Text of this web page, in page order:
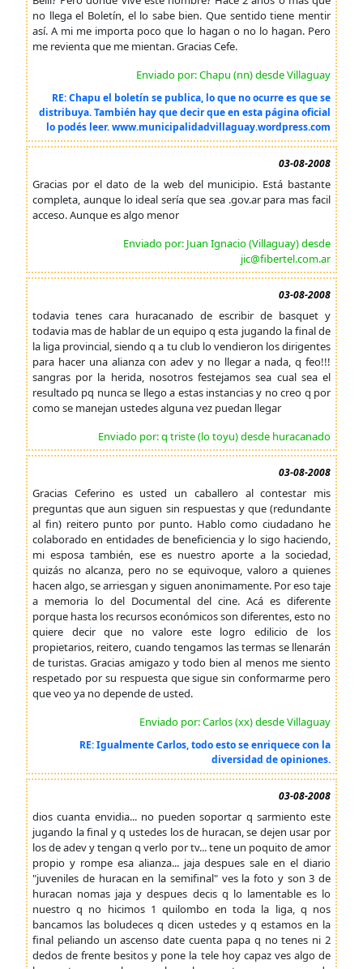
no llega el Boletín, el lo sabe bien. Que sentido tiene mentir
así. A mi me importa poco que lo hagan o no lo hagan. Pero
me revienta que me mientan. Gracias Cefe.
Enviado por: Chapu (nn) desde Villaguay
RE: Chapu el boletín se publica, lo que no ocurre es que se
distribuya. También hay que decir que en esta página oficial
lo podés leer. www.municipalidadvillaguay.wordpress.com
03-08-2008
Gracias por el dato de la web del municipio. Está bastante
completa, aunque lo ideal sería que sea .gov.ar para mas facil
acceso. Aunque es algo menor
Enviado por: Juan Ignacio (Villaguay) desde
jic@fibertel.com.ar
03-08-2008
todavia tenes cara huracanado de escribir de basquet y
todavia mas de hablar de un equipo q esta jugando la final de
la liga provincial, siendo q a tu club lo vendieron los dirigentes
para hacer una alianza con adev y no llegar a nada, q feo!!!
sangras por la herida, nosotros festejamos sea cual sea el
resultado pq nunca se llego a estas instancias y no creo q por
como se manejan ustedes alguna vez puedan llegar
Enviado por: q triste (lo toyu) desde huracanado
03-08-2008
Gracias Ceferino es usted un caballero al contestar mis
preguntas que aun siguen sin respuestas y que (redundante
al fin) reitero punto por punto. Hablo como ciudadano he
colaborado en entidades de beneficiencia y lo sigo haciendo,
mi esposa también, ese es nuestro aporte a la sociedad,
quizás no alcanza, pero no se equivoque, valoro a quienes
hacen algo, se arriesgan y siguen anonimamente. Por eso taje
a memoria lo del Documental del cine. Acá es diferente
porque hasta los recursos económicos son diferentes, esto no
quiere decir que no valore este logro edilicio de los
propietarios, reitero, cuando tengamos las termas se llenarán
de turistas. Gracias amigazo y todo bien al menos me siento
respetado por su respuesta que sigue sin conformarme pero
que veo ya no depende de usted.
Enviado por: Carlos (xx) desde Villaguay
RE: Igualmente Carlos, todo esto se enriquece con la
diversidad de opiniones.
03-08-2008
dios cuanta envidia... no pueden soportar q sarmiento este
jugando la final y q ustedes los de huracan, se dejen usar por
los de adev y tengan q verlo por tv... tene un poquito de amor
propio y rompe esa alianza... jaja despues sale en el diario
"juveniles de huracan en la semifinal" ves la foto y son 3 de
huracan nomas jaja y despues decis q lo lamentable es lo
nuestro q no hicimos 1 quilombo en toda la liga, q nos
bancamos las boludeces q dicen ustedes y q estamos en la
final peliando un ascenso date cuenta papa q no tenes ni 2
dedos de frente besitos y pone la tele hoy capaz ves algo de